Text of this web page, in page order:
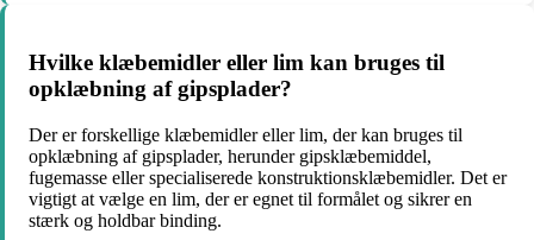
Hvilke klæbemidler eller lim kan bruges til
opklæbning af gipsplader?
Der er forskellige klæbemidler eller lim, der kan bruges til
opklæbning af gipsplader, herunder gipsklæbemiddel,
fugemasse eller specialiserede konstruktionsklæbemidler. Det er
vigtigt at vælge en lim, der er egnet til formålet og sikrer en
stærk og holdbar binding.